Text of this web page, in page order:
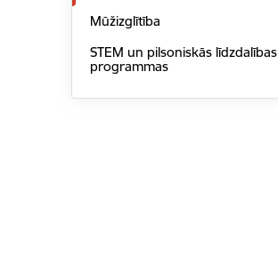
Mūžizglītība
STEM un pilsoniskās līdzdalības
programmas